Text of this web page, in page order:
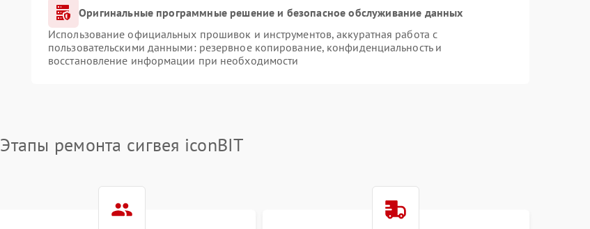
Оригинальные программные решение и безопасное обслуживание данных
Использование официальных прошивок и инструментов, аккуратная работа с
пользовательскими данными: резервное копирование, конфиденциальность и
восстановление информации при необходимости
Этапы ремонта сигвея iconBIT